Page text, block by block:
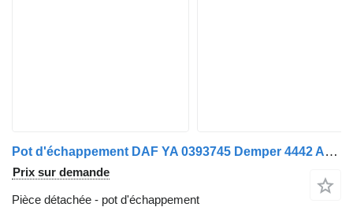
Pot d'échappement DAF YA 0393745 Demper 4442 Armée néerlandaise pour camion DAF
Prix sur demande
Pièce détachée - pot d'échappement